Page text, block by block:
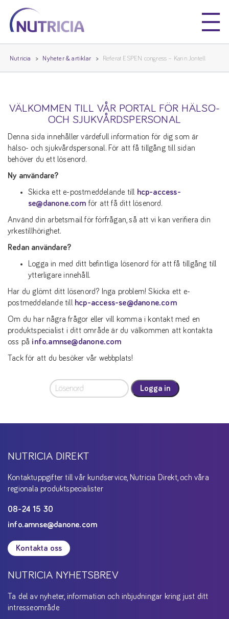
Nutricia
Nutricia
Nutricia Nyheter & artiklar Referat ESPEN congress – Karin Jontell
VÄLKOMMEN TILL VÅR PORTAL FÖR HÄLSO-
OCH SJUKVÅRDSPERSONAL
Denna sida innehåller värdefull information för dig som är
hälso- och sjukvårdspersonal. För att få tillgång till sidan
behöver du ett lösenord.
Ny användare?
Skicka ett e-postmeddelande till
hcp-access-
se@danone.com för att få ditt lösenord.
Använd din arbetsmail för förfrågan, så att vi kan verifiera din
yrkestillhörighet.
Redan användare?
Logga in med ditt befintliga lösenord för att få tillgång till
ytterligare innehåll.
Har du glömt ditt lösenord? Inga problem! Skicka ett e-
postmeddelande till
hcp-access-se@danone.com
Om du har några frågor eller vill komma i kontakt med en
produktspecialist i ditt område är du välkommen att kontakta
oss på info.amnse@danone.com
Tack för att du besöker vår webbplats!
Logga in
NUTRICIA DIREKT
Kontaktuppgifter till vår kundservice, Nutricia Direkt, och våra
regionala produktspecialister
08-24 15 30
info.amnse@danone.com
Kontakta oss
NUTRICIA NYHETSBREV
Ta del av nyheter, information och inbjudningar kring just ditt
intresseområde